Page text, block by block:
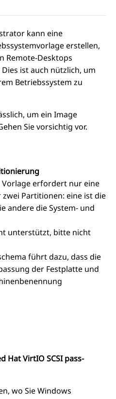
kann eine
erstellen,
Remote-Desktops
ist auch nützlich, um
Betriebssystem zu
um ein Image
Sie vorsichtig vor.
erfordert nur eine
Partitionen: eine ist die
andere die System- und
unterstützt, bitte nicht
führt dazu, dass die
der Festplatte und
Hat VirtIO SCSI pass-
wo Sie Windows